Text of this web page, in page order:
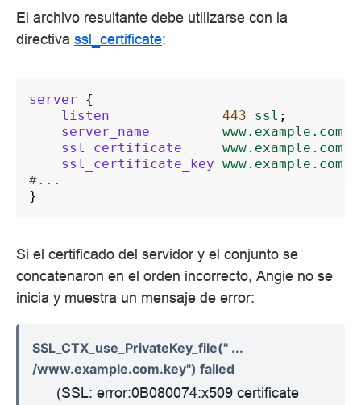
El archivo resultante debe utilizarse con la
directiva ssl_certificate:
server
{
listen
443 ssl ;
server_name
www.example.com
ssl_certificate
ssl_certificate_key
#...
}
Si el certificado del servidor y el conjunto se
concatenaron en el orden incorrecto, Angie no se
inicia y muestra un mensaje de error:
SSL_CTX_use_PrivateKey_file(" ...
/www.example.com.key") failed
(SSL: error:0B080074:x509 certificate